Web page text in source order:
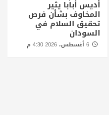
أديس أبابا يثير
المخاوف بشأن فرص
تحقيق السلام في
السودان
6 أغسطس، 2026 4:30 م